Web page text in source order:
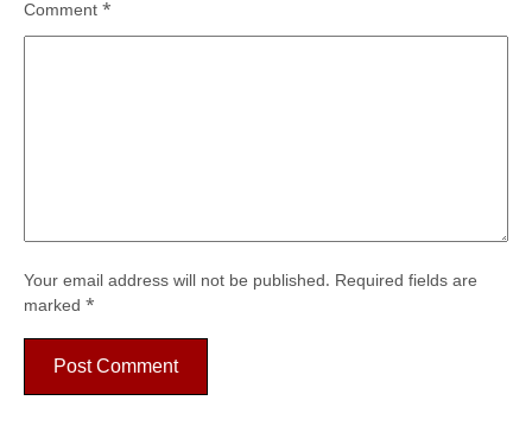
Your email address will not be published. Required fields are
marked *
Comment *